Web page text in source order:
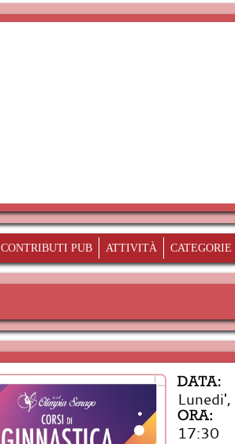
CONTRIBUTI PUB ATTIVITÀ CATEGORIE
17:30